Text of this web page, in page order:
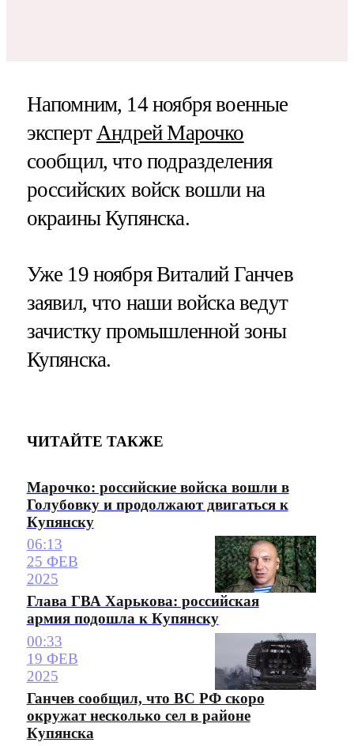
Напомним, 14 ноября военные
эксперт Андрей Марочко
сообщил, что подразделения
российских войск вошли на
окраины Купянска.
Уже 19 ноября Виталий Ганчев
заявил, что наши войска ведут
зачистку промышленной зоны
Купянска.
ЧИТАЙТЕ ТАКЖЕ
Марочко: российские войска вошли в
Голубовку и продолжают двигаться к
Купянску
06:13
25 ФЕВ
2025
Глава ГВА Харькова: российская
армия подошла к Купянску
00:33
19 ФЕВ
2025
Ганчев сообщил, что ВС РФ скоро
окружат несколько сел в районе
Купянска